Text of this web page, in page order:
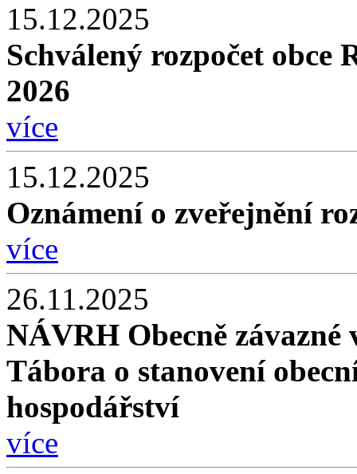
15.12.2025
Schválený rozpočet obce
2026
více
15.12.2025
Oznámení o zveřejnění
více
26.11.2025
NÁVRH Obecně
Tábora o stanovení
hospodářství
více